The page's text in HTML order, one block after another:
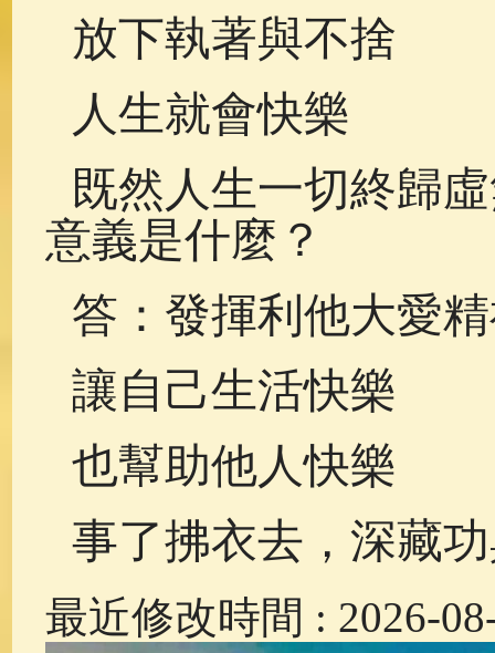
放下執著與不捨
人生就會快樂
既然人生一切終歸
意義是什麼？
答：發揮利他大愛
讓自己生活快樂
也幫助他人快樂
事了拂衣去，深藏
最近修改時間 : 2026-